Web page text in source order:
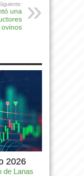
una
ovinos
2026
de Lanas